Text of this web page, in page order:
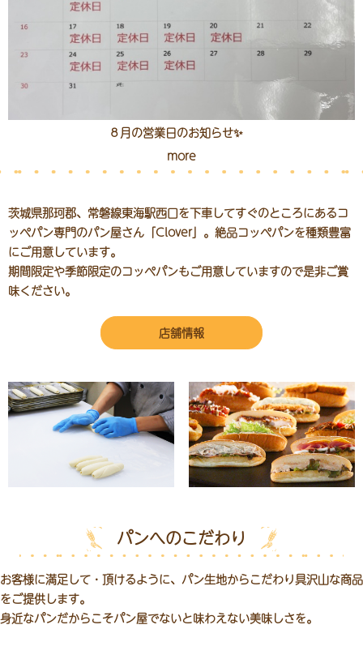
８月の営業日のお知らせ✨
more
茨城県那珂郡、常磐線東海駅西口を下車してすぐのところにあるコ
ッペパン専門のパン屋さん「Clover」。絶品コッペパンを種類豊富
にご用意しています。
期間限定や季節限定のコッペパンもご用意していますので是非ご賞
味ください。
店舗情報
パンへのこだわり
お客様に満足して・頂けるように、 パン生地からこだわり具沢山な商品
をご提供します。
身近なパンだからこそパン屋でないと味わえない美味しさを。